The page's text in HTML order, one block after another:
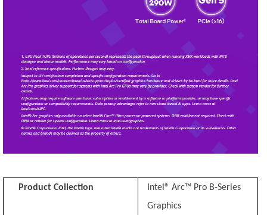
Product Collection
Intel® Arc™ Pro B-Series
Graphics